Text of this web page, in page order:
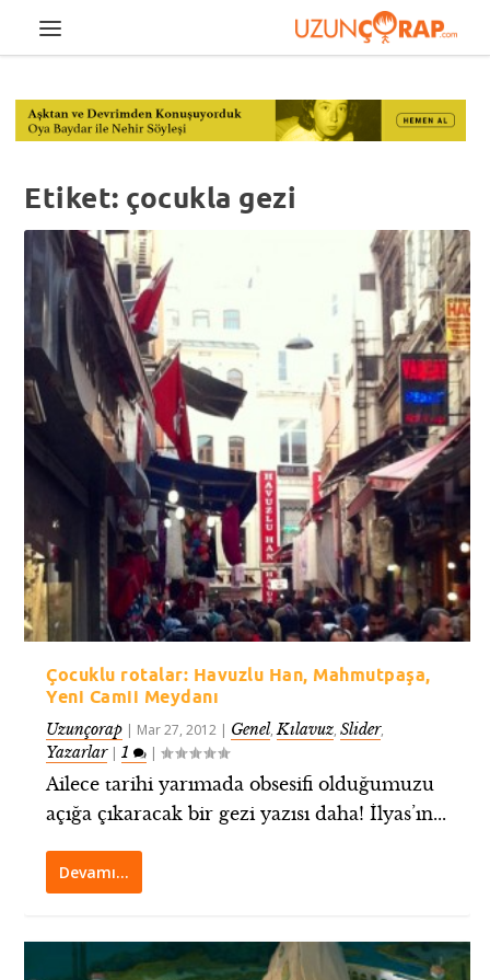
Etiket: çocukla gezi
Çocuklu rotalar: Havuzlu Han, Mahmutpaşa,
Yeni Camii Meydanı
Uzunçorap | Mar 27, 2012 | Genel,Kılavuz,Slider,
Yazarlar|1 |
Ailece tarihi yarımada obsesifi olduğumuzu
açığa çıkaracak bir gezi yazısı daha! İlyas’ın...
Devamı…